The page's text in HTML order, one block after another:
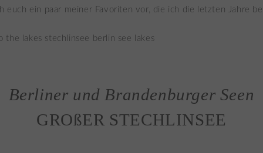
euch ein paar meiner Favoriten vor, die ich die letzten Jahre
Berliner und Brandenburger Seen
GROßER STECHLINSEE